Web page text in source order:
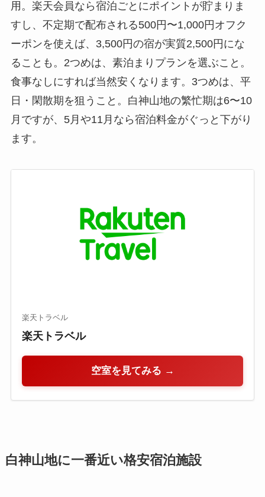
用。楽天会員なら宿泊ごとにポイントが貯まりま
すし、不定期で配布される500円〜1,000円オフク
ーポンを使えば、3,500円の宿が実質2,500円にな
ることも。2つめは、素泊まりプランを選ぶこと。
食事なしにすれば当然安くなります。3つめは、平
日・閑散期を狙うこと。白神山地の繁忙期は6〜10
月ですが、5月や11月なら宿泊料金がぐっと下がり
ます。
楽天トラベル
楽天トラベル
空室を見てみる →
白神山地に一番近い格安宿泊施設